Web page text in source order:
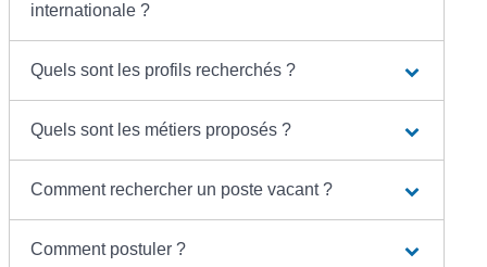
internationale ?
Quels sont les profils recherchés ?
Quels sont les métiers proposés ?
Comment rechercher un poste vacant ?
Comment postuler ?